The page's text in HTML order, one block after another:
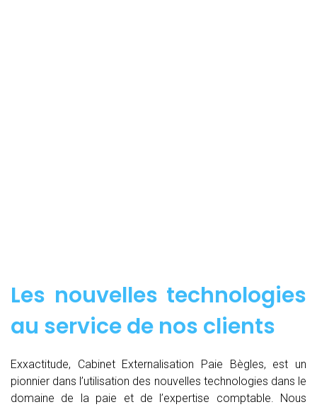
Les nouvelles technologies
au service de nos clients
Exxactitude, Cabinet Externalisation Paie Bègles, est un
pionnier dans l’utilisation des nouvelles technologies dans le
domaine de la paie et de l’expertise comptable. Nous